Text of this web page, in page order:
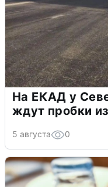
На ЕКАД у
ждут пробки
5 августа 0